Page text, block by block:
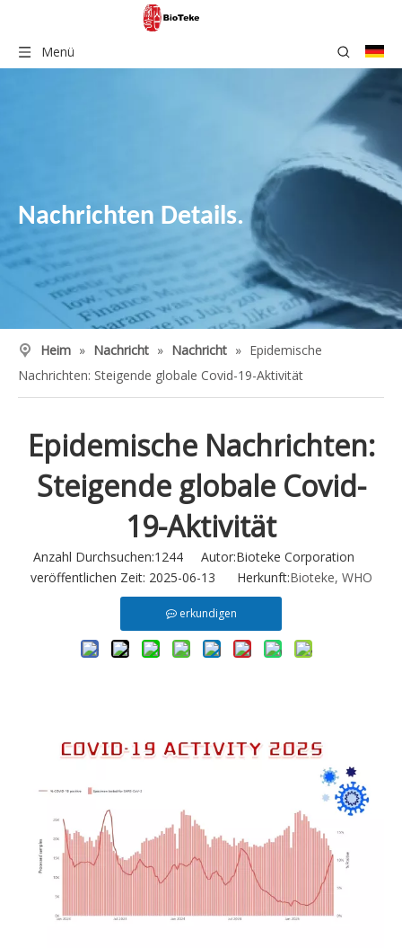
Menü
Nachrichten Details.
Heim » Nachricht » Nachricht » Epidemische
Nachrichten: Steigende globale Covid-19-Aktivität
Epidemische Nachrichten:
Steigende globale Covid-
19-Aktivität
Anzahl Durchsuchen:1244 Autor:Bioteke Corporation
veröffentlichen Zeit: 2025-06-13 Herkunft:Bioteke, WHO
erkundigen